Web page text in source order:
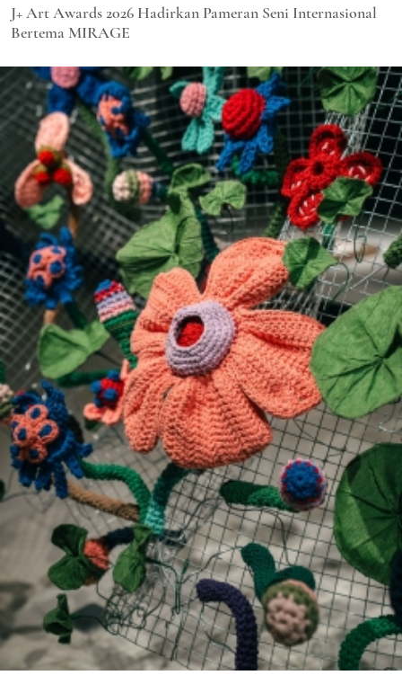
J+ Art Awards 2026 Hadirkan Pameran Seni Internasional
Bertema MIRAGE